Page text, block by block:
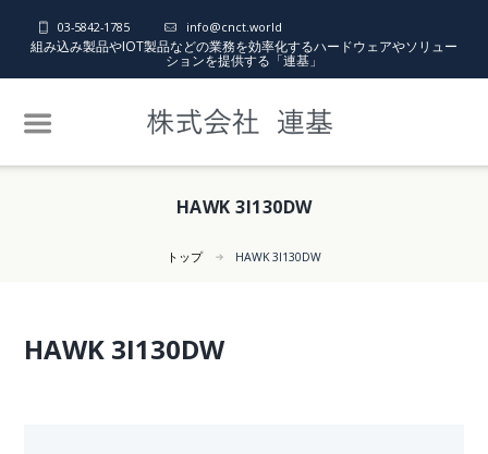
03-5842-1785 info@cnct.world
組み込み製品やIOT製品などの業務を効率化するハードウェアやソリュー
ションを提供する「連基」
HAWK 3I130DW
トップ HAWK 3I130DW
HAWK 3I130DW